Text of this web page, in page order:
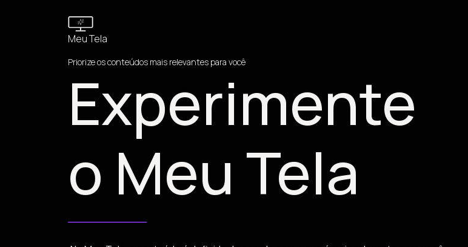
Meu Tela
Priorize os conteúdos mais relevantes para você
Experimente
o Meu Tela